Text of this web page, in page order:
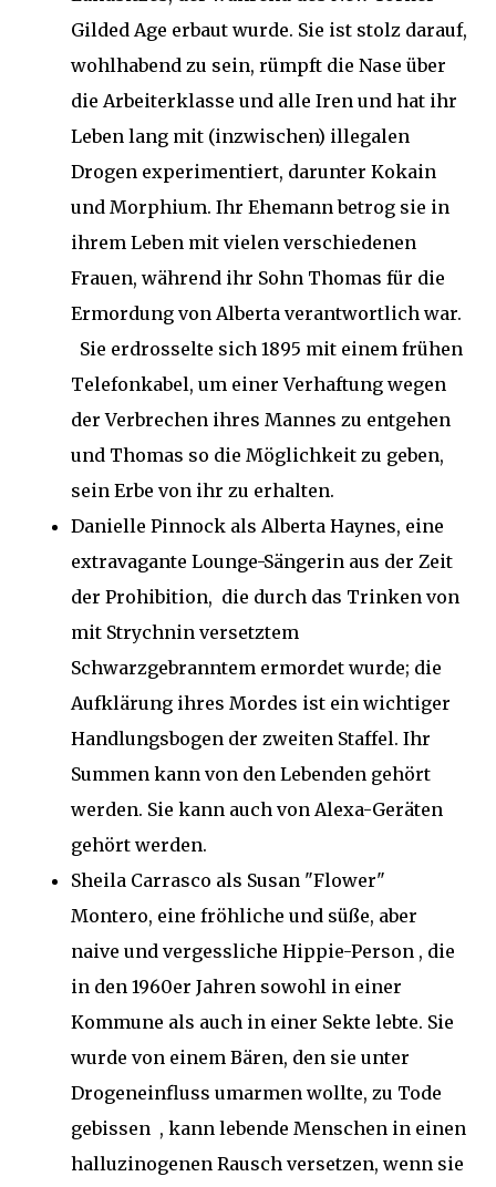
Gilded Age erbaut wurde. Sie ist stolz darauf,
wohlhabend zu sein, rümpft die Nase über
die Arbeiterklasse und alle Iren und hat ihr
Leben lang mit (inzwischen) illegalen
Drogen experimentiert, darunter Kokain
und Morphium. Ihr Ehemann betrog sie in
ihrem Leben mit vielen verschiedenen
Frauen, während ihr Sohn Thomas für die
Ermordung von Alberta verantwortlich war.
Sie erdrosselte sich 1895 mit einem frühen
Telefonkabel, um einer Verhaftung wegen
der Verbrechen ihres Mannes zu entgehen
und Thomas so die Möglichkeit zu geben,
sein Erbe von ihr zu erhalten.
Danielle Pinnock als Alberta Haynes, eine
extravagante Lounge-Sängerin aus der Zeit
der Prohibition, die durch das Trinken von
mit Strychnin versetztem
Schwarzgebranntem ermordet wurde; die
Aufklärung ihres Mordes ist ein wichtiger
Handlungsbogen der zweiten Staffel. Ihr
Summen kann von den Lebenden gehört
werden. Sie kann auch von Alexa-Geräten
gehört werden.
Sheila Carrasco als Susan "Flower"
Montero, eine fröhliche und süße, aber
naive und vergessliche Hippie-Person , die
in den 1960er Jahren sowohl in einer
Kommune als auch in einer Sekte lebte. Sie
wurde von einem Bären, den sie unter
Drogeneinfluss umarmen wollte, zu Tode
gebissen , kann lebende Menschen in einen
halluzinogenen Rausch versetzen, wenn sie